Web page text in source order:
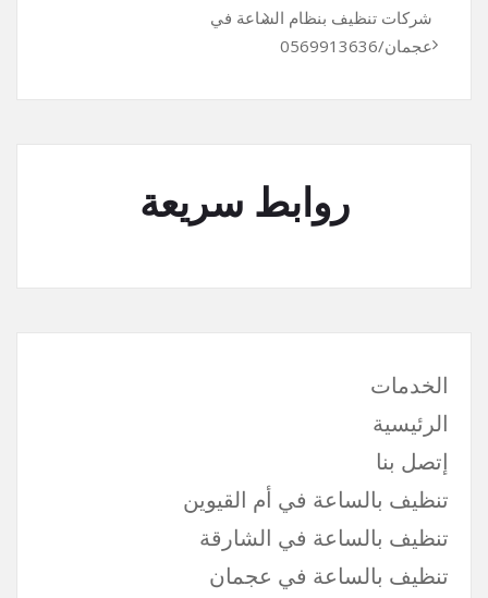
شركات تنظيف بنظام الساعة في
عجمان/0569913636
روابط سريعة
الخدمات
الرئيسية
إتصل بنا
تنظيف بالساعة في أم القيوين
تنظيف بالساعة في الشارقة
تنظيف بالساعة في عجمان